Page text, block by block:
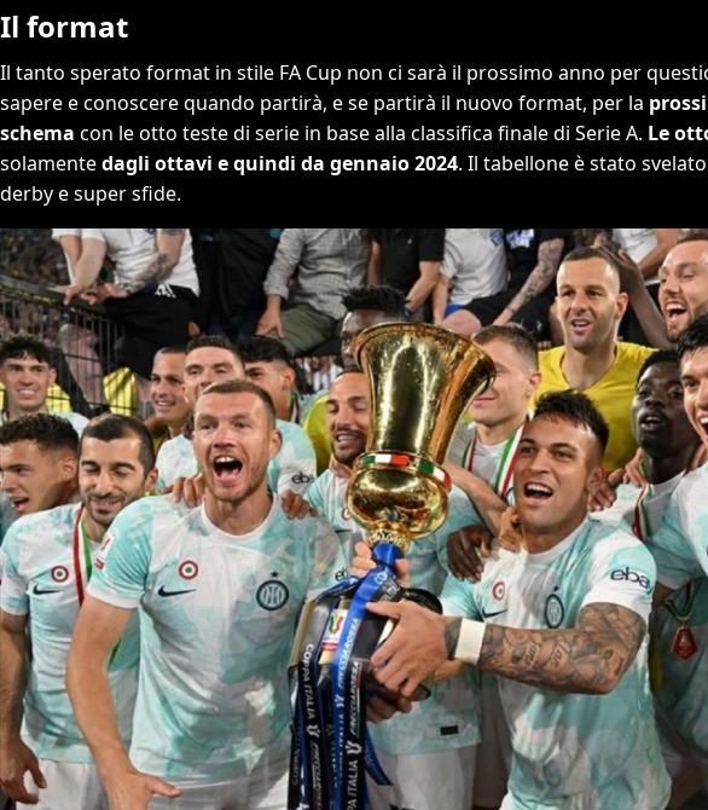
Il format
Il tanto sperato format in stile FA Cup non ci sarà il prossimo anno per
sapere e conoscere quando partirà, e se partirà il nuovo format, per la
schema con le otto teste di serie in base alla classifica finale di Serie A. Le
solamentedagli ottavi e quindi da gennaio 2024. Il tabellone è stato
derby e super sfide.